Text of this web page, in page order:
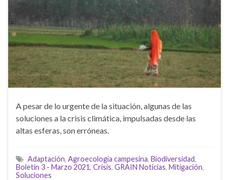
A pesar de lo urgente de la situación, algunas de las
soluciones a la crisis climática, impulsadas desde las
altas esferas, son erróneas.
Adaptación, Agroecología campesina, Biodiversidad,
Boletín 3 - Marzo 2021, Crisis, GRAIN Noticias, Mitigación,
Soluciones